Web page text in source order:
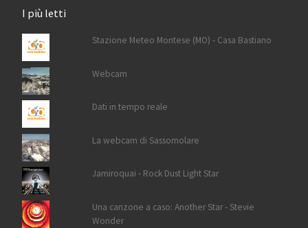
I più letti
Stazione Meteo Montese (MO) - Casa Bastiano
Webcam
Dati in tempo reale
La webcam di Sassomolare
Jamiroquai - Rock Dust Light Star
Una canzone a caso: Another Star - Stevie
Wonder